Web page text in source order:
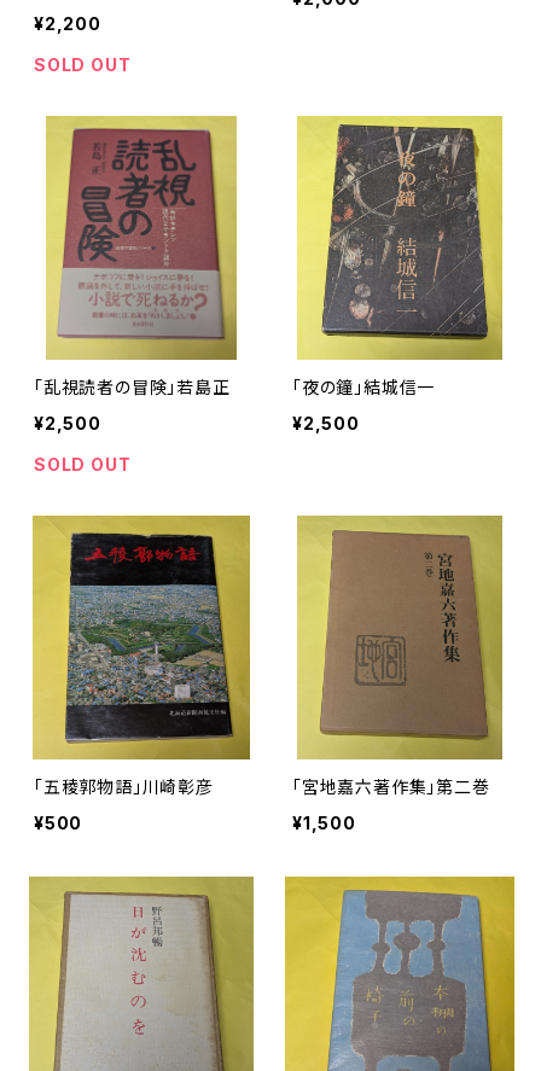
¥2,200
SOLD OUT
「乱視読者の冒険」若島正
¥2,500
SOLD OUT
「夜の鐘」結城信一
¥2,500
「五稜郭物語」川崎彰彦
¥500
「宮地嘉六著作集」第二巻
¥1,500